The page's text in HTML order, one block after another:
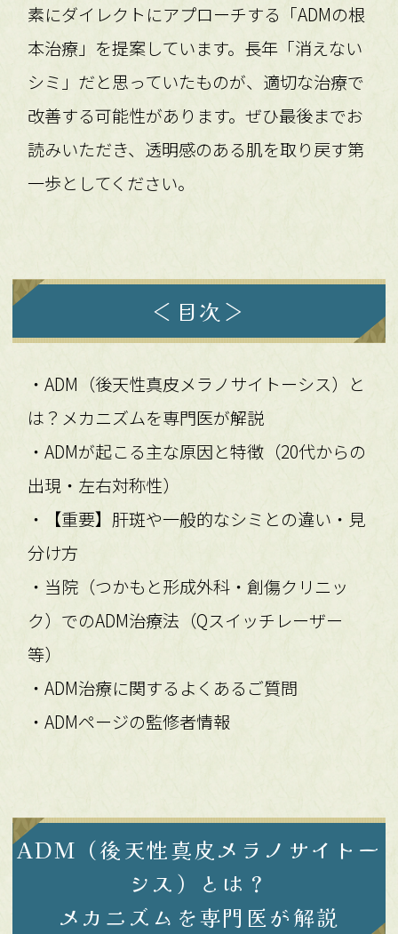
素にダイレクトにアプローチする「ADMの根
本治療」を提案しています。長年「消えない
シミ」だと思っていたものが、適切な治療で
改善する可能性があります。ぜひ最後までお
読みいただき、透明感のある肌を取り戻す第
一歩としてください。
＜目次＞
・ADM（後天性真皮メラノサイトーシス）と
は？メカニズムを専門医が解説
・ADMが起こる主な原因と特徴（20代からの
出現・左右対称性）
・【重要】肝斑や一般的なシミとの違い・見
分け方
・当院（つかもと形成外科・創傷クリニッ
ク）でのADM治療法（Qスイッチレーザー
等）
・ADM治療に関するよくあるご質問
・ADMページの監修者情報
ADM（後天性真皮メラノサイトー
シス）とは？
メカニズムを専門医が解説